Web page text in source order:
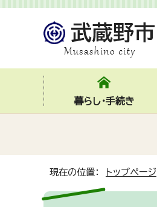
暮らし・手続き
現在の位置： トップページ